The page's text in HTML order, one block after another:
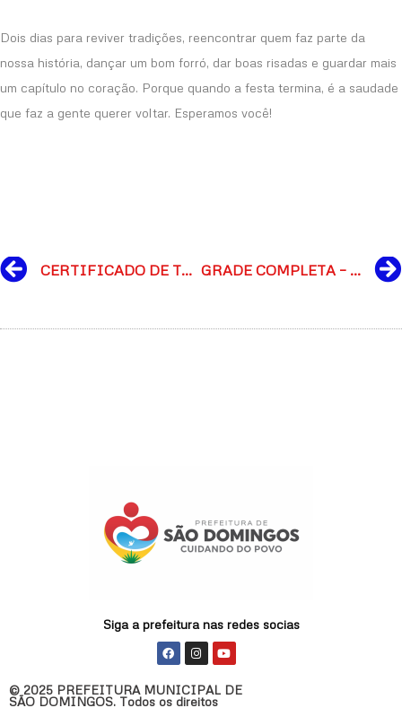
Dois dias para reviver tradições, reencontrar quem faz parte da
nossa história, dançar um bom forró, dar boas risadas e guardar mais
um capítulo no coração. Porque quando a festa termina, é a saudade
que faz a gente querer voltar. Esperamos você!
CERTIFICADO DE TRANSPARÊNCIA COM OS FESTEJOS JUNINOS 2026 GRADE COMPLETA – ARRAIÁ OURO VERDE 2026
Siga a prefeitura nas redes socias
F
a
c
e
b
o
I
n
s
t
a
g
Y
o
u
t
u
© 2025 PREFEITURA MUNICIPAL DE
SÃO DOMINGOS. Todos os direitos